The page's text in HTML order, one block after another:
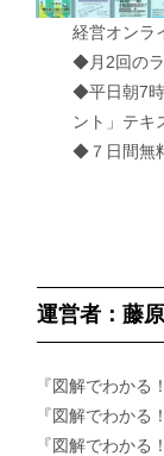
経営オンラ
◆月2回の
◆平日朝7時
ント」テキ
◆７日間無
運営者：藤
『図解でわかる
『図解でわかる
『図解でわかる